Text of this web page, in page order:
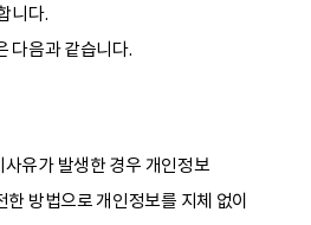
니다.
다음과 같습니다.
유가 발생한 경우 개인정보
방법으로 개인정보를 지체 없이